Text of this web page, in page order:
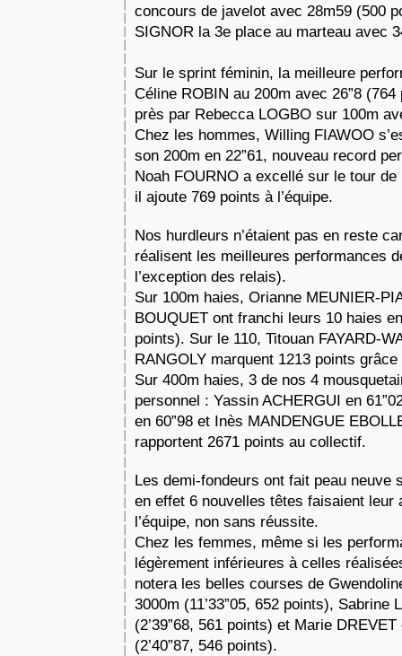
concours de javelot avec 28m59 (500
SIGNOR la 3e place au marteau avec
Sur le sprint féminin, la meilleure
Céline ROBIN au 200m avec 26”8
près par Rebecca LOGBO sur 100m
Chez les hommes, Willing FIAWOO
son 200m en 22”61, nouveau record
Noah FOURNO a excellé sur le tour de
il ajoute 769 points à l’équipe.
Nos hurdleurs n’étaient pas en reste
réalisent les meilleures performances
l’exception des relais).
Sur 100m haies, Orianne MEUNIER-
BOUQUET ont franchi leurs 10 haies
points). Sur le 110, Titouan FAYARD-
RANGOLY marquent 1213 points
Sur 400m haies, 3 de nos 4
personnel : Yassin ACHERGUI en
en 60”98 et Inès MANDENGUE
rapportent 2671 points au collectif.
Les demi-fondeurs ont fait peau neuve
en effet 6 nouvelles têtes faisaient leur
l’équipe, non sans réussite.
Chez les femmes, même si les
légèrement inférieures à celles
notera les belles courses de
3000m (11’33”05, 652 points), Sabrine
(2’39”68, 561 points) et Marie
(2’40”87, 546 points).